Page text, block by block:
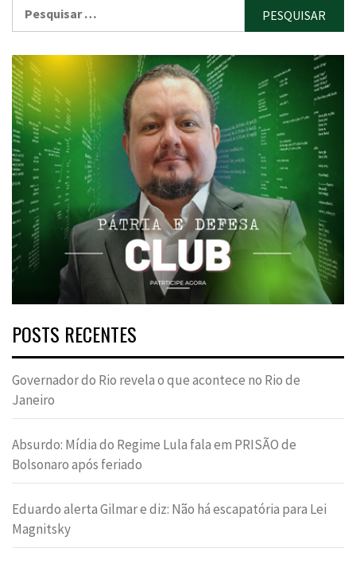
por:
POSTS RECENTES
Governador do Rio revela o que acontece no Rio de
Janeiro
Absurdo: Mídia do Regime Lula fala em PRISÃO de
Bolsonaro após feriado
Eduardo alerta Gilmar e diz: Não há escapatória para Lei
Magnitsky